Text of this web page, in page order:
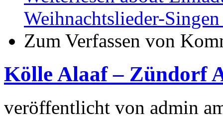
Weihnachtslieder-
Zum Verfassen von
Kölle Alaaf – Zündorf
veröffentlicht von admin